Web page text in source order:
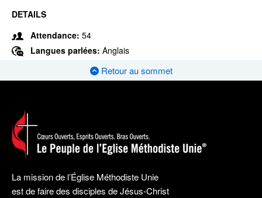
DETAILS
Attendance: 54
Langues parlées: Anglais
Retour au sommet
La mission de l’Église Méthodiste Unie
est de faire des disciples de Jésus-Christ